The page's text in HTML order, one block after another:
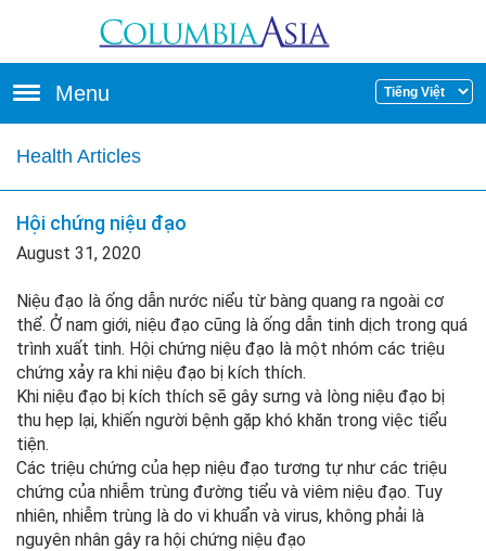
Menu
Health Articles
Hội chứng niệu đạo
August 31, 2020
Niệu đạo là ống dẫn nước niểu từ bàng quang ra ngoài cơ
thể. Ở nam giới, niệu đạo cũng là ống dẫn tinh dịch trong quá
trình xuất tinh. Hội chứng niệu đạo là một nhóm các triệu
chứng xảy ra khi niệu đạo bị kích thích.
Khi niệu đạo bị kích thích sẽ gây sưng và lòng niệu đạo bị
thu hẹp lại, khiến người bệnh gặp khó khăn trong việc tiểu
tiện.
Các triệu chứng của hẹp niệu đạo tương tự như các triệu
chứng của nhiễm trùng đường tiểu và viêm niệu đạo. Tuy
nhiên, nhiễm trùng là do vi khuẩn và virus, không phải là
nguyên nhân gây ra hội chứng niệu đạo